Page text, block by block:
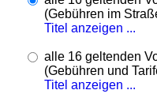
(Gebühren im
Titel anzeigen ...
alle 16 geltenden
(Gebühren und
Titel anzeigen ...